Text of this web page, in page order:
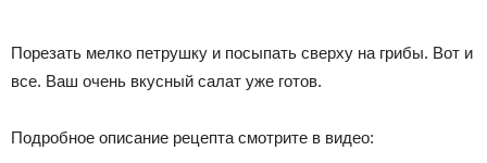
Порезать мелко петрушку и посыпать сверху на грибы. Вот и
все. Ваш очень вкусный салат уже готов.
Подробное описание рецепта смотрите в видео: